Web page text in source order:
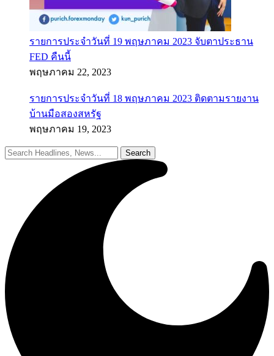
รายการประจำวันที่ 19 พฤษภาคม 2023 จับตาประธาน
FED คืนนี้
พฤษภาคม 22, 2023
รายการประจำวันที่ 18 พฤษภาคม 2023 ติดตามรายงาน
บ้านมือสองสหรัฐ
พฤษภาคม 19, 2023